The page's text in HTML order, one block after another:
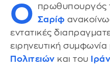
Ο πρωθυπουργός
Σαρίφ
εντατικές
ειρηνευτική
Πολιτειών και του Ιράν